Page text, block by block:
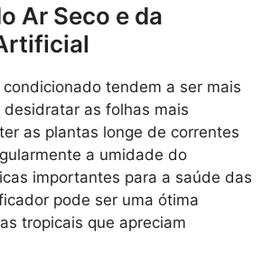
Ar Seco e da
tendem a ser mais
as folhas mais
as plantas longe de correntes
a umidade do
importantes para a saúde das
pode ser uma ótima
tropicais que apreciam